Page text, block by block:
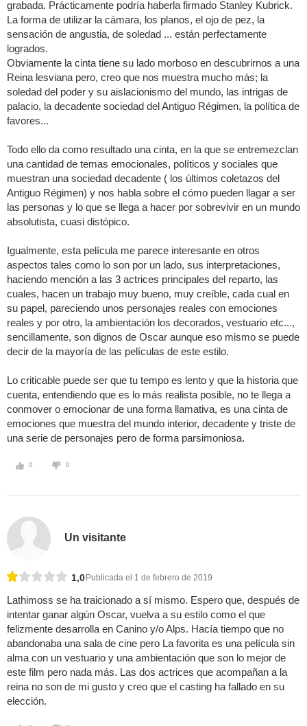
grabada. Prácticamente podría haberla firmado Stanley Kubrick.
La forma de utilizar la cámara, los planos, el ojo de pez, la
sensación de angustia, de soledad ... están perfectamente
logrados.
Obviamente la cinta tiene su lado morboso en descubrirnos a una
Reina lesviana pero, creo que nos muestra mucho más; la
soledad del poder y su aislacionismo del mundo, las intrigas de
palacio, la decadente sociedad del Antiguo Régimen, la política de
favores...
Todo ello da como resultado una cinta, en la que se entremezclan
una cantidad de temas emocionales, políticos y sociales que
muestran una sociedad decadente ( los últimos coletazos del
Antiguo Régimen) y nos habla sobre el cómo pueden llagar a ser
las personas y lo que se llega a hacer por sobrevivir en un mundo
absolutista, cuasi distópico.
Igualmente, esta película me parece interesante en otros
aspectos tales como lo son por un lado, sus interpretaciones,
haciendo mención a las 3 actrices principales del reparto, las
cuales, hacen un trabajo muy bueno, muy creíble, cada cual en
su papel, pareciendo unos personajes reales con emociones
reales y por otro, la ambientación los decorados, vestuario etc...,
sencillamente, son dignos de Oscar aunque eso mismo se puede
decir de la mayoría de las películas de este estilo.
Lo criticable puede ser que tu tempo es lento y que la historia que
cuenta, entendiendo que es lo más realista posible, no te llega a
conmover o emocionar de una forma llamativa, es una cinta de
emociones que muestra del mundo interior, decadente y triste de
una serie de personajes pero de forma parsimoniosa.
0 0
Un visitante
1,0 Publicada el 1 de febrero de 2019
Lathimoss se ha traicionado a sí mismo. Espero que, después de
intentar ganar algún Oscar, vuelva a su estilo como el que
felizmente desarrolla en Canino y/o Alps. Hacía tiempo que no
abandonaba una sala de cine pero La favorita es una película sin
alma con un vestuario y una ambientación que son lo mejor de
este film pero nada más. Las dos actrices que acompañan a la
reina no son de mi gusto y creo que el casting ha fallado en su
elección.